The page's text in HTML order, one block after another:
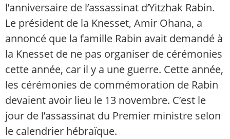
l’anniversaire de l’assassinat d’Yitzhak Rabin.
Le président de la Knesset, Amir Ohana, a
annoncé que la famille Rabin avait demandé à
la Knesset de ne pas organiser de cérémonies
cette année, car il y a une guerre. Cette année,
les cérémonies de commémoration de Rabin
devaient avoir lieu le 13 novembre. C’est le
jour de l’assassinat du Premier ministre selon
le calendrier hébraïque.